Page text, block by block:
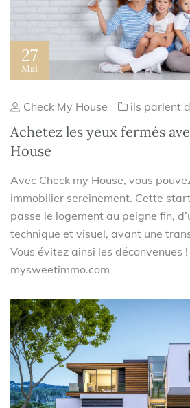
27
Mai
Check My House ils parlent
Achetez les yeux fermés
House
Avec Check my House, vous
immobilier sereinement. Cette
passe le logement au peigne fin,
technique et visuel, avant une
Vous évitez ainsi les déconvenues
mysweetimmo.com